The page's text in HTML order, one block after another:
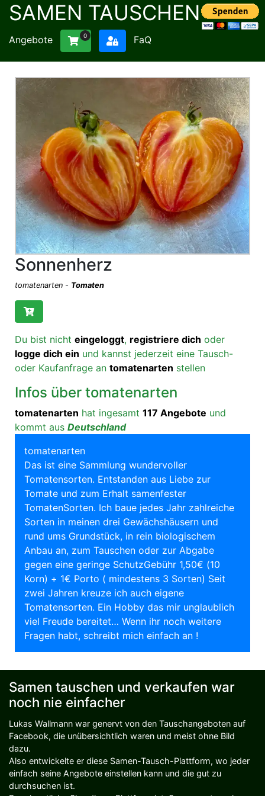
SAMEN TAUSCHEN
Angebote 0 FaQ
Sonnenherz
tomatenarten - Tomaten
Du bist nicht eingeloggt, registriere dich oder
logge dich ein und kannst jederzeit eine Tausch-
oder Kaufanfrage an tomatenarten stellen
Infos über tomatenarten
tomatenarten hat ingesamt 117 Angebote und
kommt aus Deutschland
tomatenarten
Das ist eine Sammlung wundervoller
Tomatensorten. Entstanden aus Liebe zur
Tomate und zum Erhalt samenfester
TomatenSorten. Ich baue jedes Jahr zahlreiche
Sorten in meinen drei Gewächshäusern und
rund ums Grundstück, in rein biologischem
Anbau an, zum Tauschen oder zur Abgabe
gegen eine geringe SchutzGebühr 1,50€ (10
Korn) + 1€ Porto ( mindestens 3 Sorten) Seit
zwei Jahren kreuze ich auch eigene
Tomatensorten. Ein Hobby das mir unglaublich
viel Freude bereitet… Wenn ihr noch weitere
Fragen habt, schreibt mich einfach an !
Samen tauschen und verkaufen war
noch nie einfacher
Lukas Wallmann war genervt von den Tauschangeboten auf
Facebook, die unübersichtlich waren und meist ohne Bild
dazu.
Also entwickelte er diese Samen-Tausch-Plattform, wo jeder
einfach seine Angebote einstellen kann und die gut zu
durchsuchen ist.